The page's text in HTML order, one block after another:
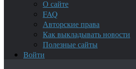
О сайте
FAQ
Авторские права
Как выкладывать новости
Полезные сайты
Войти